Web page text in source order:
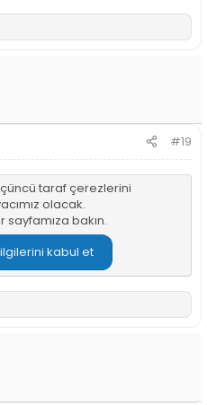
#19
taraf çerezlerini
olacak.
sayfamıza bakın.
kabul et